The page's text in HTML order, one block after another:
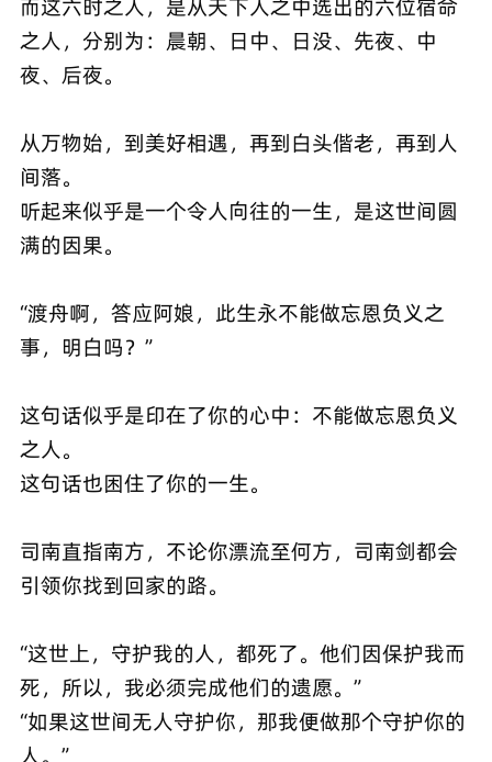
而这六时之人，是从天下人之中选出的六位宿命
之人，分别为：晨朝、日中、日没、先夜、中
夜、后夜。
从万物始，到美好相遇，再到白头偕老，再到人
间落。
听起来似乎是一个令人向往的一生，是这世间圆
满的因果。
“渡舟啊，答应阿娘，此生永不能做忘恩负义之
事，明白吗？”
这句话似乎是印在了你的心中：不能做忘恩负义
之人。
这句话也困住了你的一生。
司南直指南方，不论你漂流至何方，司南剑都会
引领你找到回家的路。
“这世上，守护我的人，都死了。他们因保护我而
死，所以，我必须完成他们的遗愿。”
“如果这世间无人守护你，那我便做那个守护你的
人。”